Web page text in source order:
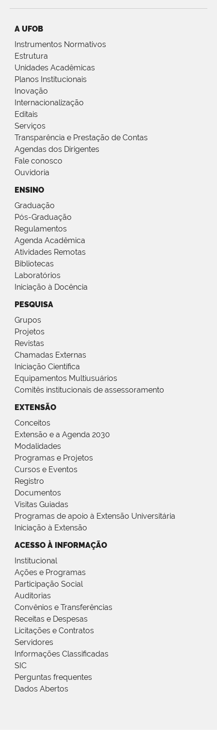
A UFOB
Instrumentos Normativos
Estrutura
Unidades Acadêmicas
Planos Institucionais
Inovação
Internacionalização
Editais
Serviços
Transparência e Prestação de Contas
Agendas dos Dirigentes
Fale conosco
Ouvidoria
ENSINO
Graduação
Pós-Graduação
Regulamentos
Agenda Acadêmica
Atividades Remotas
Bibliotecas
Laboratórios
Iniciação à Docência
PESQUISA
Grupos
Projetos
Revistas
Chamadas Externas
Iniciação Científica
Equipamentos Multiusuários
Comitês institucionais de assessoramento
EXTENSÃO
Conceitos
Extensão e a Agenda 2030
Modalidades
Programas e Projetos
Cursos e Eventos
Registro
Documentos
Visitas Guiadas
Programas de apoio à Extensão Universitária
Iniciação à Extensão
ACESSO À INFORMAÇÃO
Institucional
Ações e Programas
Participação Social
Auditorias
Convênios e Transferências
Receitas e Despesas
Licitações e Contratos
Servidores
Informações Classificadas
SIC
Perguntas frequentes
Dados Abertos